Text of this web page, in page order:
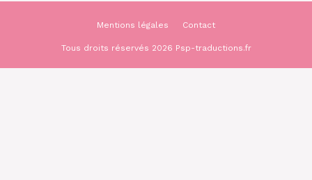
Mentions légales Contact
Tous droits réservés 2026 Psp-traductions.fr